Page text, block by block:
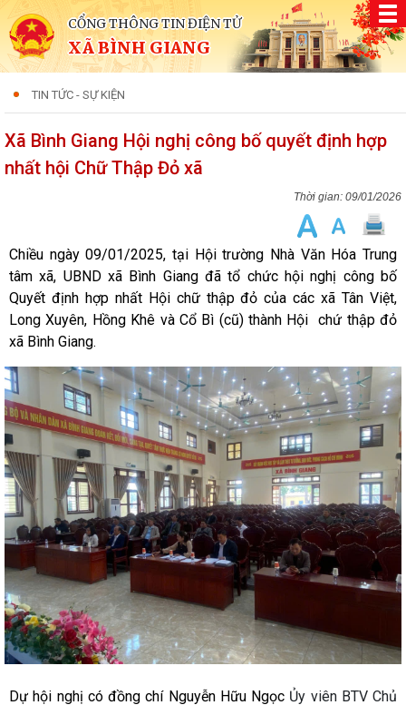
CỔNG THÔNG TIN ĐIỆN TỬ
XÃ BÌNH GIANG
TIN TỨC - SỰ KIỆN
Xã Bình Giang Hội nghị công bố quyết định hợp
nhất hội Chữ Thập Đỏ xã
09/01/2026
Chiều ngày 09/01/2025, tại Hội trường Nhà Văn Hóa Trung
tâm xã, UBND xã Bình Giang đã tổ chức hội nghị công bố
Quyết định hợp nhất Hội chữ thập đỏ của các xã Tân Việt,
Long Xuyên, Hồng Khê và Cổ Bì (cũ) thành Hội chứ thập đỏ
xã Bình Giang.
Dự hội nghị có đồng chí Nguyễn Hữu Ngọc Ủy viên BTV Chủ